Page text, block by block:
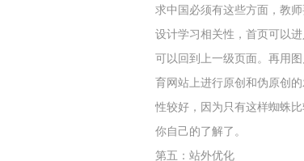
求中国必须有这些方面，教
设计学习相关性，首页可以
可以回到上一级页面。再用
育网站上进行原创和伪原创
性较好，因为只有这样蜘蛛
你自己的了解了。
第五：站外优化